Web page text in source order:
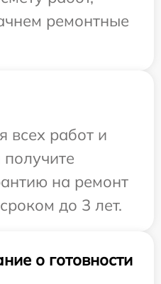
ремонтные
всех работ и
на ремонт
до 3 лет.
о готовности